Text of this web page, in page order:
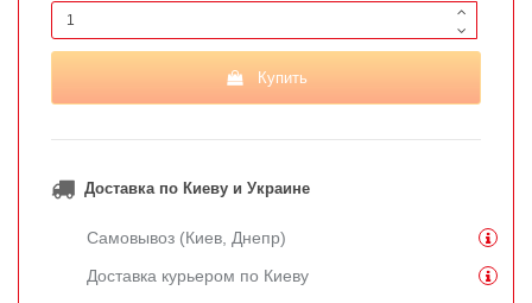
Купить
Доставка по Киеву и Украине
Самовывоз (Киев, Днепр)
Доставка курьером по Киеву